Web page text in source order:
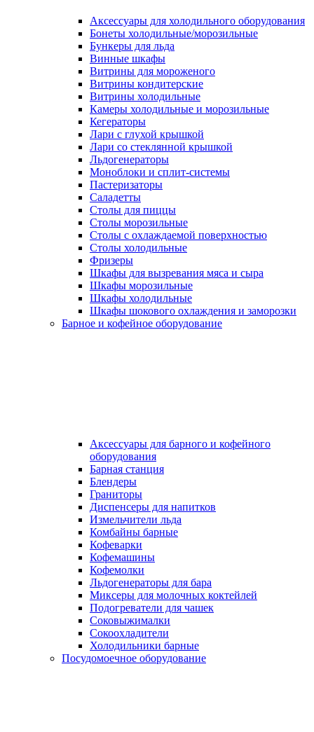
Аксессуары для холодильного оборудования
Бонеты холодильные/морозильные
Бункеры для льда
Винные шкафы
Витрины для мороженого
Витрины кондитерские
Витрины холодильные
Камеры холодильные и морозильные
Кегераторы
Лари с глухой крышкой
Лари со стеклянной крышкой
Льдогенераторы
Моноблоки и сплит-системы
Пастеризаторы
Саладетты
Столы для пиццы
Столы морозильные
Столы с охлаждаемой поверхностью
Столы холодильные
Фризеры
Шкафы для вызревания мяса и сыра
Шкафы морозильные
Шкафы холодильные
Шкафы шокового охлаждения и заморозки
Барное и кофейное оборудование
Аксессуары для барного и кофейного
оборудования
Барная станция
Блендеры
Граниторы
Диспенсеры для напитков
Измельчители льда
Комбайны барные
Кофеварки
Кофемашины
Кофемолки
Льдогенераторы для бара
Миксеры для молочных коктейлей
Подогреватели для чашек
Соковыжималки
Сокоохладители
Холодильники барные
Посудомоечное оборудование